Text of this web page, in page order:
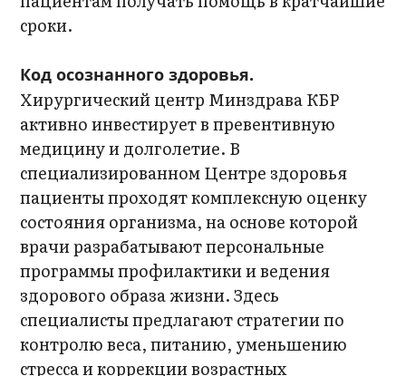
сроки.
Код осознанного здоровья.
Хирургический центр Минздрава КБР
активно инвестирует в превентивную
медицину и долголетие. В
специализированном Центре здоровья
пациенты проходят комплексную оценку
состояния организма, на основе которой
врачи разрабатывают персональные
программы профилактики и ведения
здорового образа жизни. Здесь
специалисты предлагают стратегии по
контролю веса, питанию, уменьшению
стресса и коррекции возрастных